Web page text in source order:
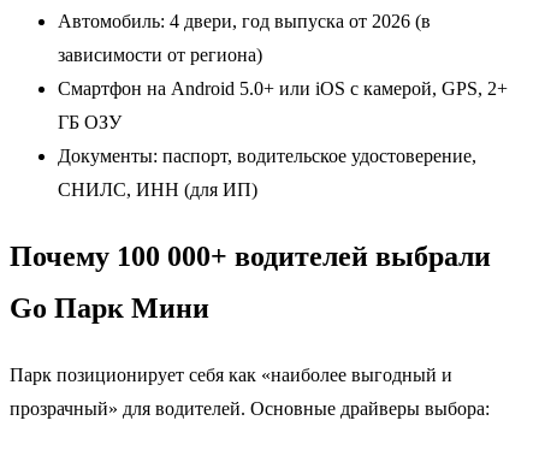
Автомобиль: 4 двери, год выпуска от 2026 (в
зависимости от региона)
Смартфон на Android 5.0+ или iOS с камерой, GPS, 2+
ГБ ОЗУ
Документы: паспорт, водительское удостоверение,
СНИЛС, ИНН (для ИП)
Почему 100 000+ водителей выбрали
Go Парк Мини
Парк позиционирует себя как «наиболее выгодный и
прозрачный» для водителей. Основные драйверы выбора: